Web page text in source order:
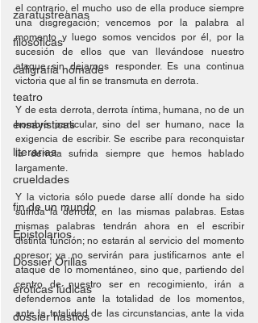
zaratustreanas
filosóficas
caligrafía nómade
teatro
ensayísticas
literarias
crueldades
fin de un mundo
Epistolarios
Dossier Orillas
eróticas lúdicas
dossier hastíos
el contrario, el mucho uso de ella produce siempre
una disgregación; vencemos por la palabra al
momento y luego somos vencidos por él, por la
sucesión de ellos que van llevándose nuestro
ataque sin dejarnos responder. Es una continua
victoria que al fin se transmuta en derrota.
Y de esta derrota, derrota íntima, humana, no de un
hombre particular, sino del ser humano, nace la
exigencia de escribir. Se escribe para reconquistar
la derrota sufrida siempre que hemos hablado
largamente.
Y la victoria sólo puede darse allí donde ha sido
sufrida la derrota, en las mismas palabras. Estas
mismas palabras tendrán ahora en el escribir
distinta función; no estarán al servicio del momento
opresor; ya no servirán para justificarnos ante el
ataque de lo momentáneo, sino que, partiendo del
centro de nuestro ser en recogimiento, irán a
defendernos ante la totalidad de los momentos,
ante la totalidad de las circunstancias, ante la vida